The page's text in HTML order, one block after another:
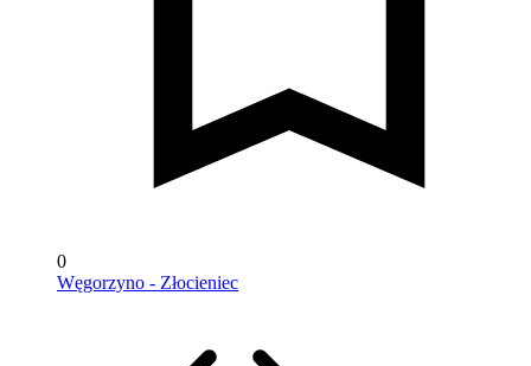
0
Węgorzyno - Złocieniec